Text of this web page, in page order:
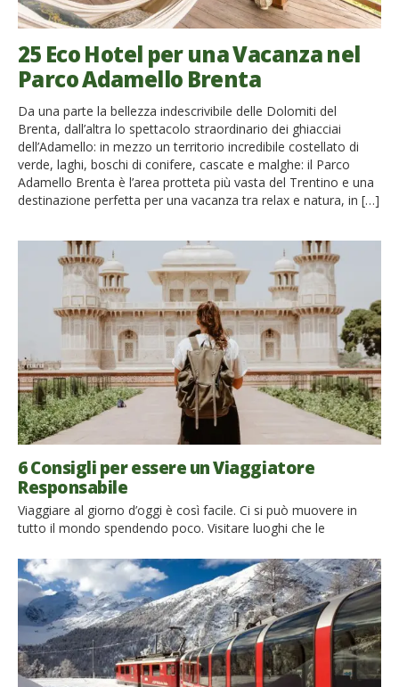
25 Eco Hotel per una Vacanza nel
Parco Adamello Brenta
Da una parte la bellezza indescrivibile delle Dolomiti del
Brenta, dall’altra lo spettacolo straordinario dei ghiacciai
dell’Adamello: in mezzo un territorio incredibile costellato di
verde, laghi, boschi di conifere, cascate e malghe: il Parco
Adamello Brenta è l’area protteta più vasta del Trentino e una
destinazione perfetta per una vacanza tra relax e natura, in […]
6 Consigli per essere un Viaggiatore
Responsabile
Viaggiare al giorno d’oggi è così facile. Ci si può muovere in
tutto il mondo spendendo poco. Visitare luoghi che le
lato meno positivo di tutto ciò è che quando siamo in viaggio
tendiamo a danneggiare l’ambiente e i luoghi che visitiamo.
Certo, non è tutta colpa nostra. Ma […]